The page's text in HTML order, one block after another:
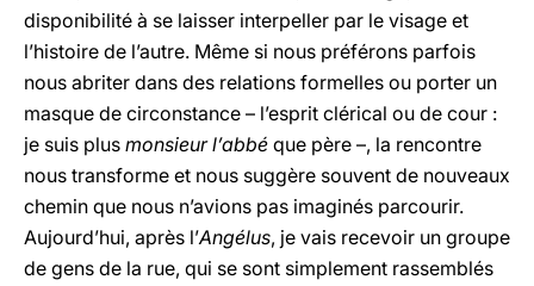
disponibilité à se laisser interpeller par le visage et
l’histoire de l’autre. Même si nous préférons parfois
nous abriter dans des relations formelles ou porter un
masque de circonstance – l’esprit clérical ou de cour :
je suis plus monsieur l’abbé que père –, la rencontre
nous transforme et nous suggère souvent de nouveaux
chemin que nous n’avions pas imaginés parcourir.
Aujourd’hui, après l’Angélus, je vais recevoir un groupe
de gens de la rue, qui se sont simplement rassemblés